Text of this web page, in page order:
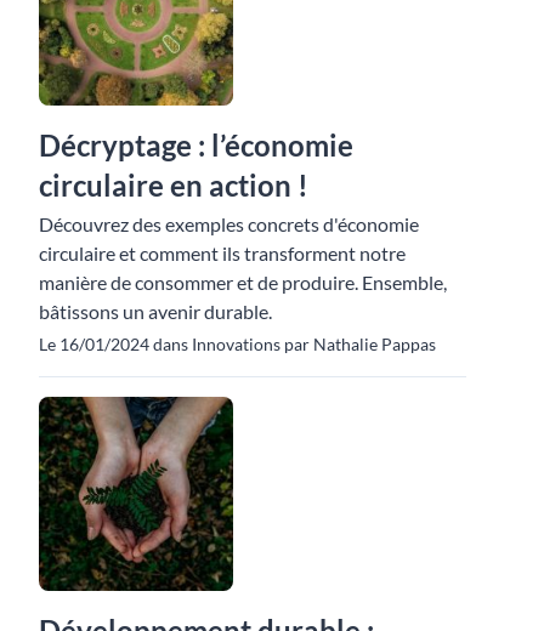
Décryptage : l’économie
circulaire en action !
Découvrez des exemples concrets d'économie
circulaire et comment ils transforment notre
manière de consommer et de produire. Ensemble,
bâtissons un avenir durable.
Le 16/01/2024 dans Innovations par Nathalie Pappas